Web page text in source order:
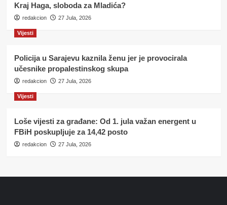
Kraj Haga, sloboda za Mladića?
redakcion 27 Jula, 2026
Vijesti
Policija u Sarajevu kaznila ženu jer je provocirala
učesnike propalestinskog skupa
redakcion 27 Jula, 2026
Vijesti
Loše vijesti za građane: Od 1. jula važan energent u
FBiH poskupljuje za 14,42 posto
redakcion 27 Jula, 2026